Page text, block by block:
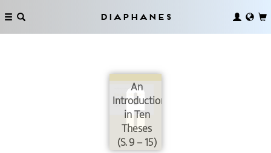
Diaphanes
An
Introduction
in Ten
Theses
(S. 9 – 15)